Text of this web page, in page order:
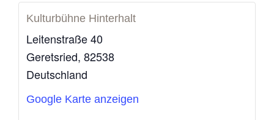
Kulturbühne Hinterhalt
Leitenstraße 40
Geretsried, 82538
Deutschland
Google Karte anzeigen